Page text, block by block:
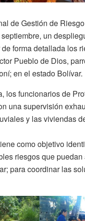
de Gestión de
un
forma detallada los
Pueblo de Dios,
en el estado Bolívar.
los funcionarios de
una supervisión
y las viviendas
como objetivo
riesgos que puedan
para coordinar las